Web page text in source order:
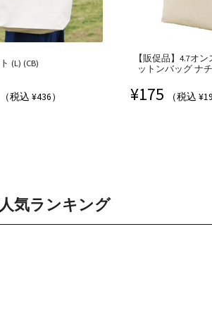
(L) (CB)
（税込 ¥436）
【販促品】4.7オ
ットンバッグ ナ
¥175 （税込
気ランキング